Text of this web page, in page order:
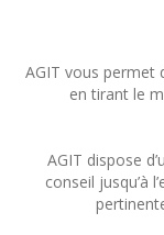
AGIT vous permet
en tirant le
AGIT dispose
conseil jusqu’à